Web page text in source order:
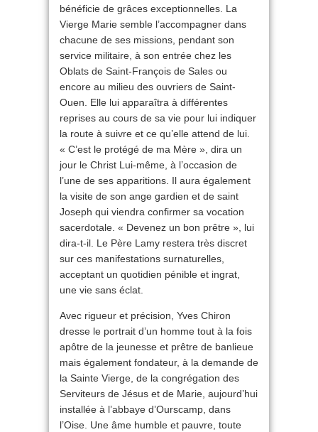
bénéficie de grâces exceptionnelles. La
Vierge Marie semble l’accompagner dans
chacune de ses missions, pendant son
service militaire, à son entrée chez les
Oblats de Saint-François de Sales ou
encore au milieu des ouvriers de Saint-
Ouen. Elle lui apparaîtra à différentes
reprises au cours de sa vie pour lui indiquer
la route à suivre et ce qu’elle attend de lui.
« C’est le protégé de ma Mère », dira un
jour le Christ Lui-même, à l’occasion de
l’une de ses apparitions. Il aura également
la visite de son ange gardien et de saint
Joseph qui viendra confirmer sa vocation
sacerdotale. « Devenez un bon prêtre », lui
dira-t-il. Le Père Lamy restera très discret
sur ces manifestations surnaturelles,
acceptant un quotidien pénible et ingrat,
une vie sans éclat.
Avec rigueur et précision, Yves Chiron
dresse le portrait d’un homme tout à la fois
apôtre de la jeunesse et prêtre de banlieue
mais également fondateur, à la demande de
la Sainte Vierge, de la congrégation des
Serviteurs de Jésus et de Marie, aujourd’hui
installée à l’abbaye d’Ourscamp, dans
l’Oise. Une âme humble et pauvre, toute